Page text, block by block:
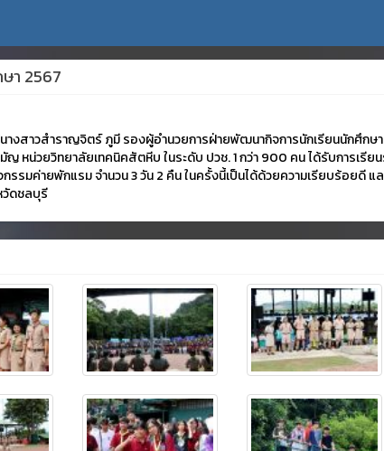
า 2567
สาวสำราญจิตร์ ภูมี รองผู้อำนวยการฝ่ายพัฒนากิจการนักเรียนนักศึกษา
หน่วยวิทยาลัยเทคนิคสัตหีบ ในระดับ ปวช. 1 กว่า 900 คน ได้รับการเรี
รรมค่ายพักแรม จำนวน 3 วัน 2 คืน ในครั้งนี้เป็นได้ด้วยความเรียบร้อยดี
วัดชลบุรี